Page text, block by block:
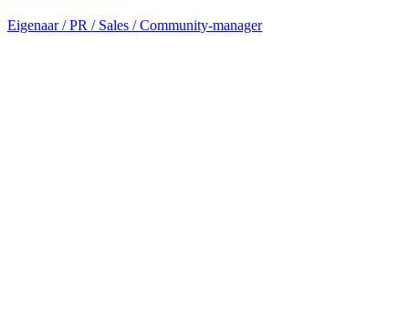
Eigenaar / PR / Sales / Community-manager